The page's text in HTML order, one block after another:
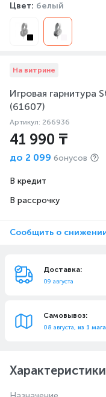
Цвет: белый
На витрине
Игровая гарнитура
(61607)
Артикул: 266936
41 990 ₸
до 2 099 бонусов
В кредит
В рассрочку
Сообщить о
Доставка:
09 августа
Самовывоз:
08 августа, из 1
Характеристики